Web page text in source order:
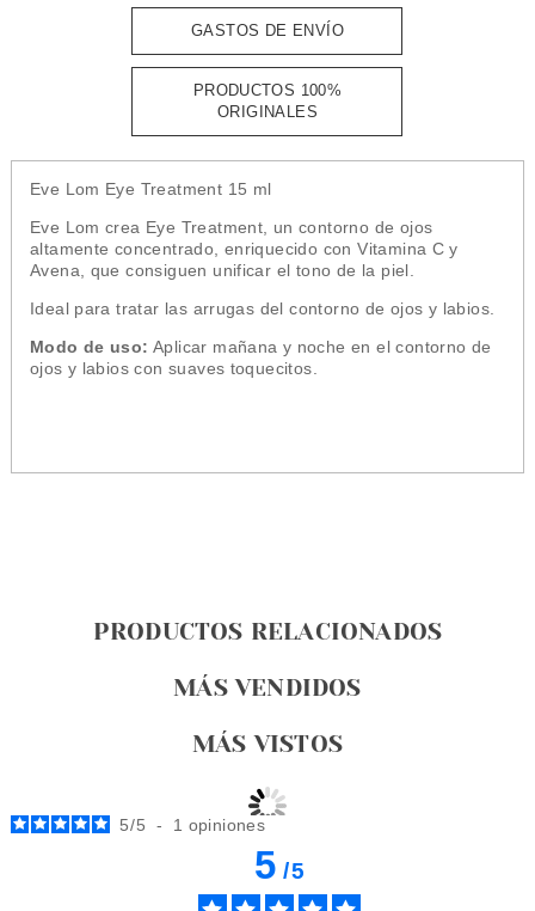
GASTOS DE ENVÍO
PRODUCTOS 100%
ORIGINALES
Eve Lom Eye Treatment 15 ml
Eve Lom crea Eye Treatment, un contorno de ojos
altamente concentrado, enriquecido con Vitamina C y
Avena, que consiguen unificar el tono de la piel.
Ideal para tratar las arrugas del contorno de ojos y labios.
Modo de uso: Aplicar mañana y noche en el contorno de
ojos y labios con suaves toquecitos.
PRODUCTOS RELACIONADOS
MÁS VENDIDOS
MÁS VISTOS
5/5 - 1 opiniones
5/5